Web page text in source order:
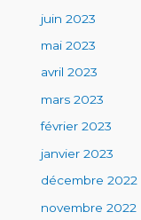
juin 2023
mai 2023
avril 2023
mars 2023
février 2023
janvier 2023
décembre 2022
novembre 2022